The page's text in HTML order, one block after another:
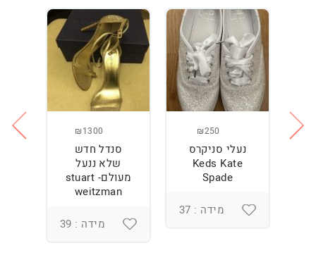
₪250
נעלי סניקרס
Keds Kate
Spade
מידה : 37
₪1300
סנדל חדש
שלא ננעל
מעולם- stuart
weitzman
מידה : 39